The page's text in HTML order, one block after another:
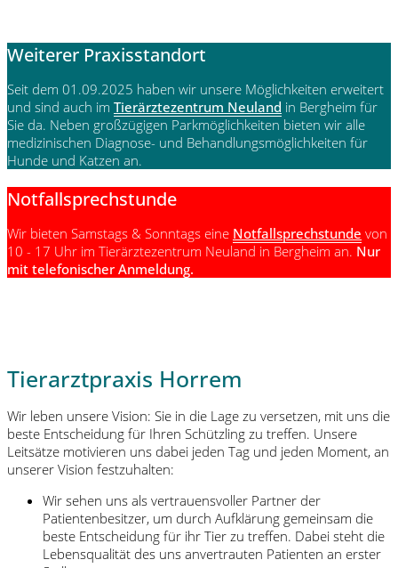
Weiterer Praxisstandort
Seit dem 01.09.2025 haben wir unsere Möglichkeiten erweitert
und sind auch im Tierärztezentrum Neuland in Bergheim für
Sie da. Neben großzügigen Parkmöglichkeiten bieten wir alle
medizinischen Diagnose- und Behandlungsmöglichkeiten für
Hunde und Katzen an.
Notfallsprechstunde
Wir bieten Samstags & Sonntags eine Notfallsprechstunde von
10 - 17 Uhr im Tierärztezentrum Neuland in Bergheim an. Nur
mit telefonischer Anmeldung.
Tierarztpraxis Horrem
Wir leben unsere Vision: Sie in die Lage zu versetzen, mit uns die
beste Entscheidung für Ihren Schützling zu treffen. Unsere
Leitsätze motivieren uns dabei jeden Tag und jeden Moment, an
unserer Vision festzuhalten:
Wir sehen uns als vertrauensvoller Partner der
Patientenbesitzer, um durch Aufklärung gemeinsam die
beste Entscheidung für ihr Tier zu treffen. Dabei steht die
Lebensqualität des uns anvertrauten Patienten an erster